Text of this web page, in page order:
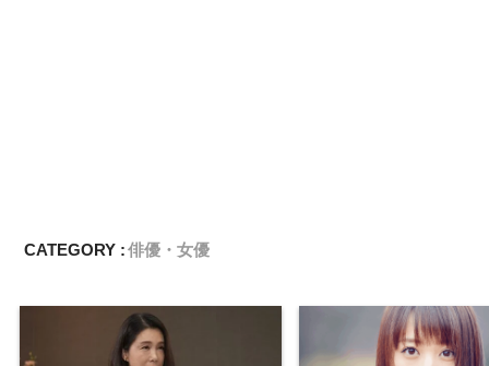
CATEGORY :俳優・女優